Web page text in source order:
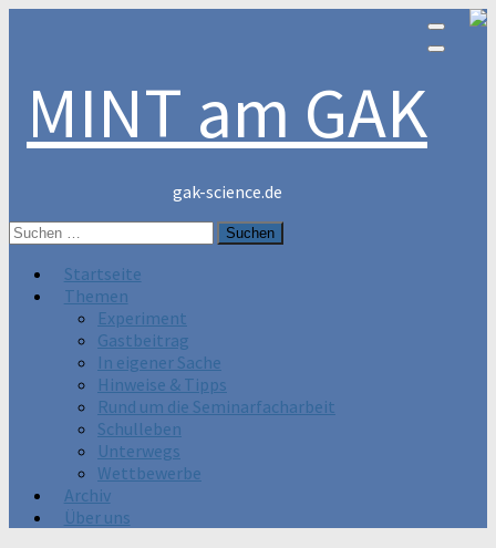
MINT am GAK
gak-science.de
Suchen
nach:
Startseite
Themen
Experiment
Gastbeitrag
In eigener Sache
Hinweise & Tipps
Rund um die Seminarfacharbeit
Schulleben
Unterwegs
Wettbewerbe
Archiv
Über uns